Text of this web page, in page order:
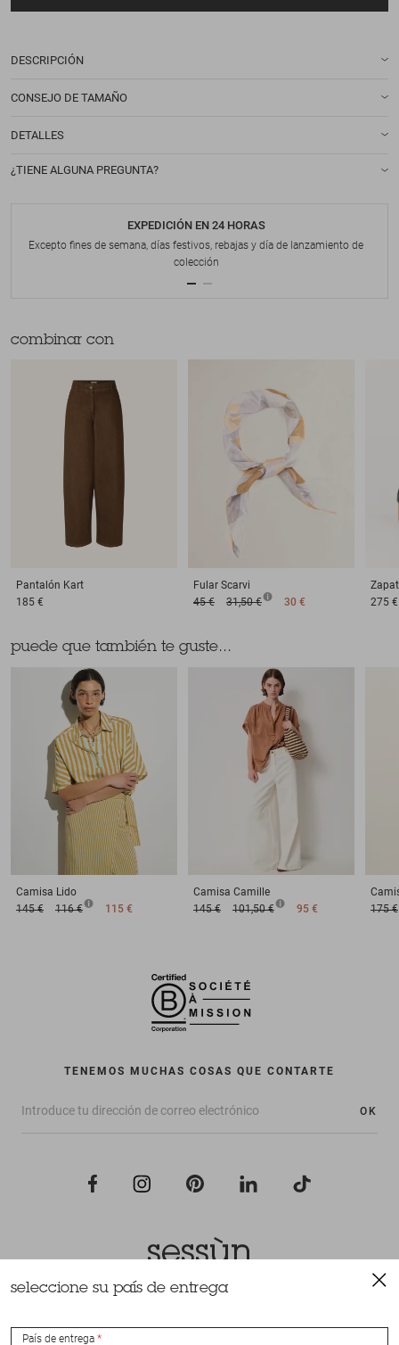
DESCRIPCIÓN
CONSEJO DE TAMAÑO
DETALLES
¿TIENE ALGUNA PREGUNTA?
EXPEDICIÓN EN 24 HORAS
Excepto fines de semana, días festivos, rebajas y día de lanzamiento de
colección
combinar con
Pantalón Kart
185 €
Fular Scarvi
45 €
31,50 € 30 €
275 €
puede que también te guste...
Camisa Lido
145 €
116 € 115 €
Camisa Camille
145 €
101,50 € 95 €
175 €
TENEMOS MUCHAS COSAS QUE CONTARTE
OK
Todos los derechos reservados Sessùn 2022
seleccione su país de entrega
País de entrega